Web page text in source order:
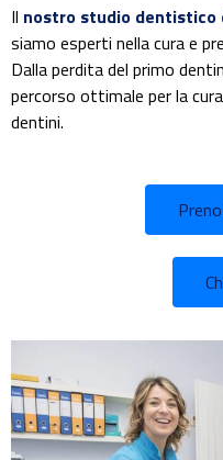
Il nostro studio dentistico
siamo esperti nella cura e
Dalla perdita del primo
percorso ottimale per la
dentini.